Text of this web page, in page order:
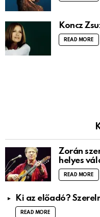
Koncz
READ MORE
Zorán
helyes
READ MORE
Ki az előadó?
READ MORE